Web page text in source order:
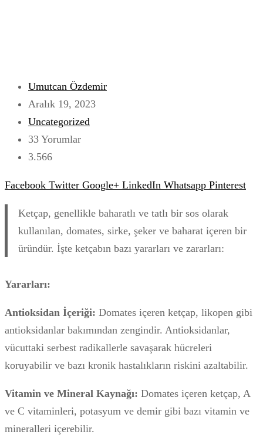
Umutcan Özdemir
Aralık 19, 2023
Uncategorized
33 Yorumlar
3.566
Facebook Twitter Google+ LinkedIn Whatsapp Pinterest
Ketçap, genellikle baharatlı ve tatlı bir sos olarak
kullanılan, domates, sirke, şeker ve baharat içeren bir
üründür. İşte ketçabın bazı yararları ve zararları:
Yararları:
Antioksidan İçeriği: Domates içeren ketçap, likopen gibi
antioksidanlar bakımından zengindir. Antioksidanlar,
vücuttaki serbest radikallerle savaşarak hücreleri
koruyabilir ve bazı kronik hastalıkların riskini azaltabilir.
Vitamin ve Mineral Kaynağı: Domates içeren ketçap, A
ve C vitaminleri, potasyum ve demir gibi bazı vitamin ve
mineralleri içerebilir.